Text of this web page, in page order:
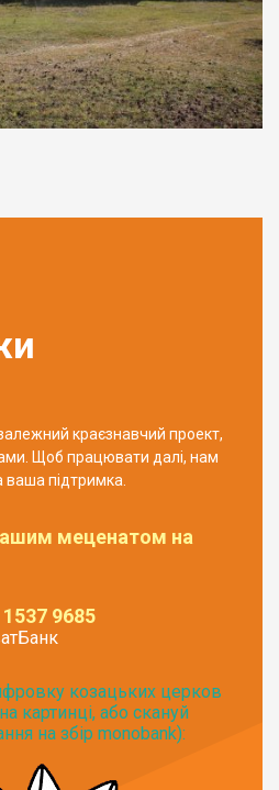
краєзнавчий проект,
Щоб працювати далі, нам
ваша підтримка.
меценатом на
9685
козацьких церков
картинці, або скануй
на збір monobank):